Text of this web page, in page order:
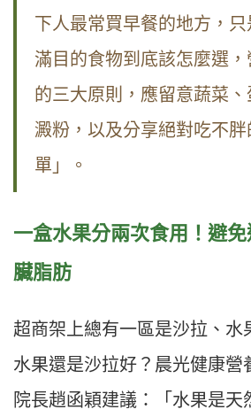
下人最常買早餐的地方，
滿目的食物到底該怎麼選
的三大原則，應留意蔬菜
澱粉，以及分享絕對吃不
單」。
一盒水果分兩次食用！避
臟脂肪
超商架上總有一區是沙拉、水
水果還是沙拉好？晨光健康營
院長趙函穎建議：「水果是天